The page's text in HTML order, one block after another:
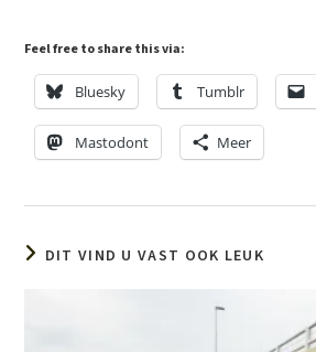
Feel free to share this via:
Bluesky Tumblr
Mastodont Meer
DIT VIND U VAST OOK LEUK